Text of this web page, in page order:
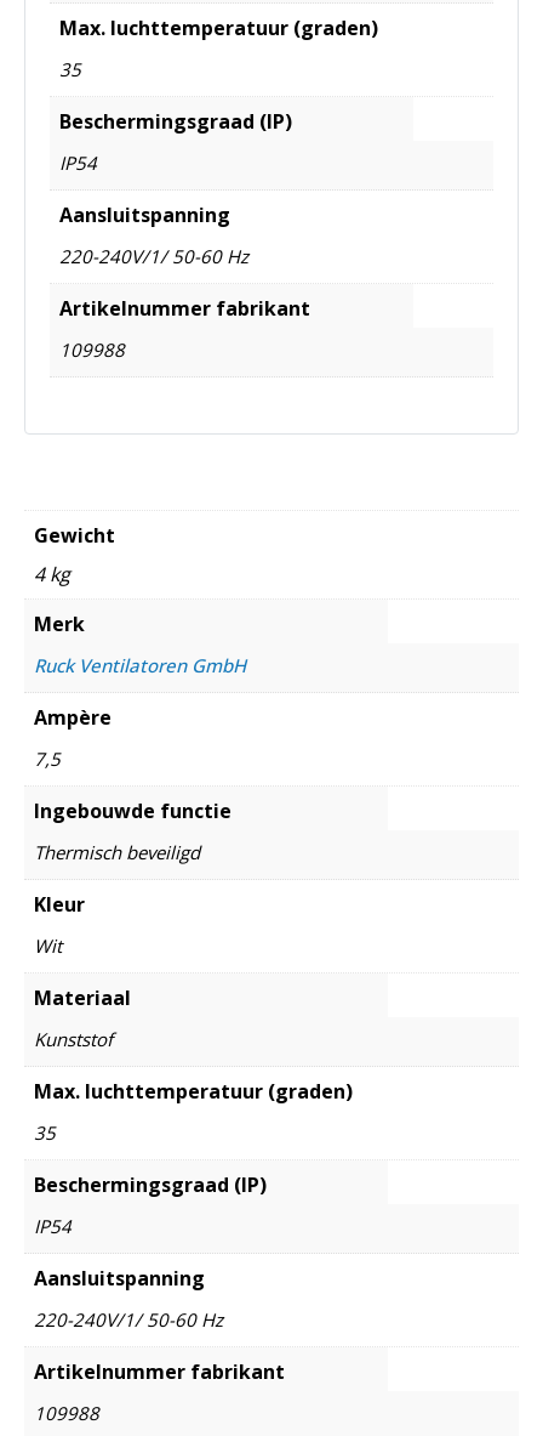
Max. luchttemperatuur (graden)
35
Beschermingsgraad (IP)
IP54
Aansluitspanning
220-240V/1/ 50-60 Hz
Artikelnummer fabrikant
109988
Gewicht
4 kg
Merk
Ruck Ventilatoren GmbH
Ampère
7,5
Ingebouwde functie
Thermisch beveiligd
Kleur
Wit
Materiaal
Kunststof
Max. luchttemperatuur (graden)
35
Beschermingsgraad (IP)
IP54
Aansluitspanning
220-240V/1/ 50-60 Hz
Artikelnummer fabrikant
109988